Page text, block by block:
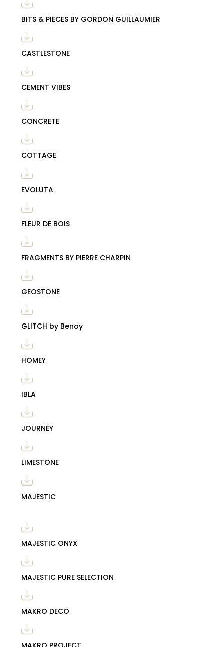
BITS & PIECES BY GORDON GUILLAUMIER
CASTLESTONE
CEMENT VIBES
CONCRETE
COTTAGE
EVOLUTA
FLEUR DE BOIS
FRAGMENTS BY PIERRE CHARPIN
GEOSTONE
GLITCH by Benoy
HOMEY
IBLA
JOURNEY
LIMESTONE
MAJESTIC
MAJESTIC ONYX
MAJESTIC PURE SELECTION
MAKRO DECO